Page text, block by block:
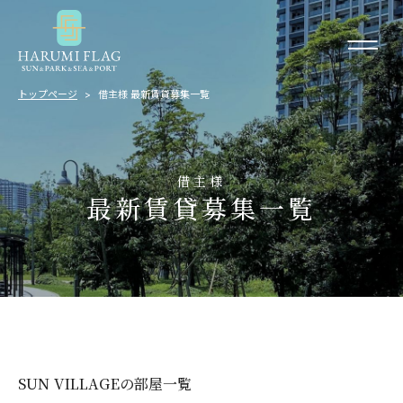
トップページ 借主様 最新賃貸募集一覧
借主様
最新賃貸募集一覧
SUN VILLAGEの部屋一覧